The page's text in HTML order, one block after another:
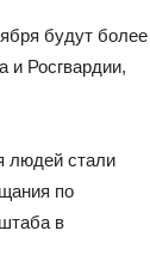
будут более
и Росгвардии,
людей стали
по
в